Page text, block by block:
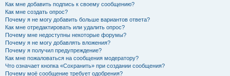
Как мне добавить подпись к своему сообщению?
Как мне создать опрос?
Почему я не могу добавить больше вариантов ответа?
Как мне отредактировать или удалить опрос?
Почему мне недоступны некоторые форумы?
Почему я не могу добавлять вложения?
Почему я получил предупреждение?
Как мне пожаловаться на сообщения модератору?
Что означает кнопка «Сохранить» при создании сообщения?
Почему моё сообщение требует одобрения?